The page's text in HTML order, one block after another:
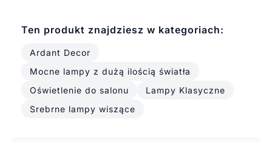
Ten produkt znajdziesz w kategoriach:
Ardant Decor
Mocne lampy z dużą ilością światła
Oświetlenie do salonu
Lampy Klasyczne
Srebrne lampy wiszące